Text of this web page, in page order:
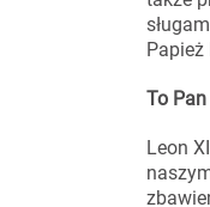
Papież
To
Leon